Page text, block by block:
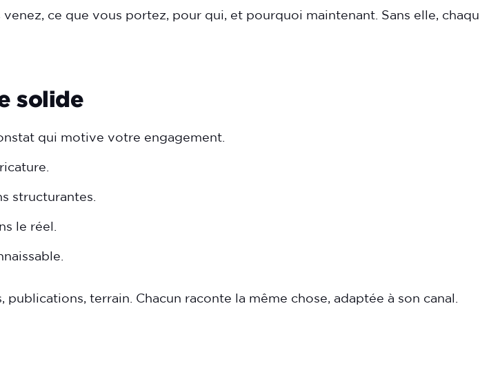
ce que vous portez, pour qui, et pourquoi maintenant. Sans elle,
solide
qui motive votre engagement.
structurantes.
le réel.
terrain. Chacun raconte la même chose, adaptée à son canal.